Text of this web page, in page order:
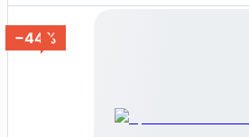
−44%